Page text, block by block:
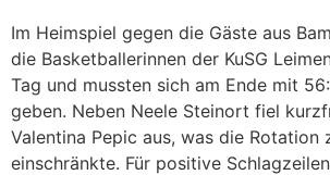
Im Heimspiel gegen die Gäste aus
die Basketballerinnen der KuSG
Tag und mussten sich am Ende mit
geben. Neben Neele Steinort fiel
Valentina Pepic aus, was die Rotation
einschränkte. Für positive